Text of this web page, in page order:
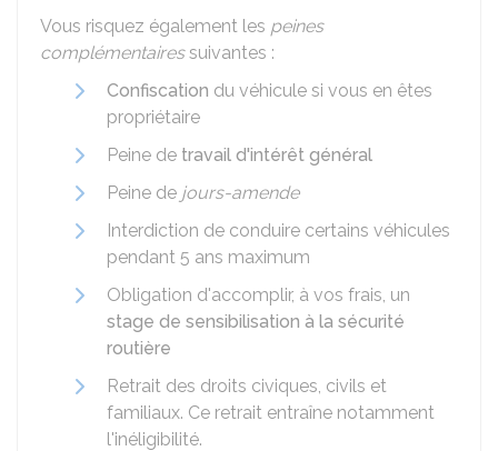
Vous risquez également les peines
complémentairessuivantes :
Confiscation du véhicule si vous en êtes
propriétaire
Peine de travail d'intérêt général
Peine de jours-amende
Interdiction de conduire certains véhicules
pendant 5 ans maximum
Obligation d'accomplir, à vos frais, un
stage de sensibilisation à la sécurité
routière
Retrait des droits civiques, civils et
familiaux. Ce retrait entraîne notamment
l'inéligibilité.